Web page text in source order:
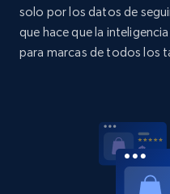
Title, Seller name,
price, Currency,
Amazon products
products by best
solo por los datos de
que hace que la
para marcas de todos los